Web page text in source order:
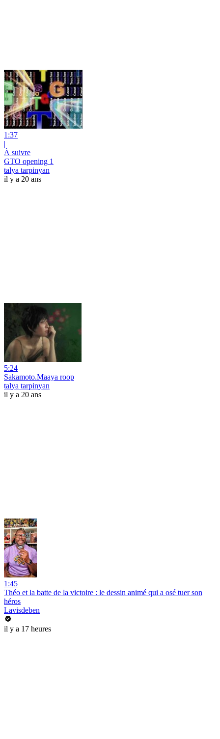
1:37
|
À suivre
GTO opening 1
talya tarpinyan
il y a 20 ans
5:24
Sakamoto.Maaya roop
talya tarpinyan
il y a 20 ans
1:45
Théo et la batte de la victoire : le dessin animé qui a osé tuer son
héros
Lavisdeben
il y a 17 heures